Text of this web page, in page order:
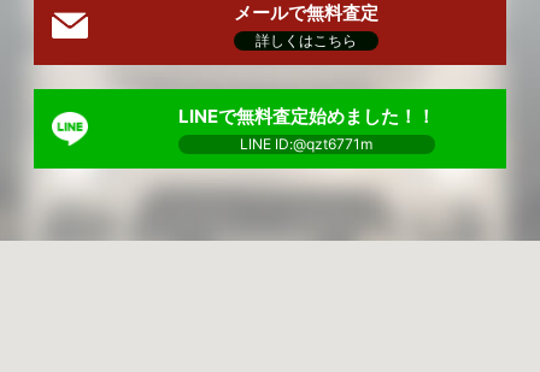
メールで無料査定
詳しくはこちら
LINEで無料査定始めました！！
LINE ID:@qzt6771m